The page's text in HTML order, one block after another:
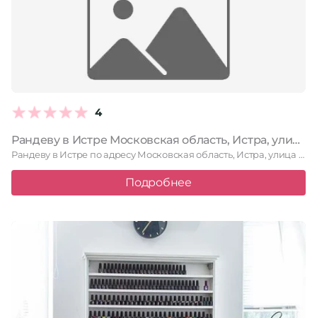
4
Рандеву в Истре Московская область, Истра, улица Ленина, 23А, 2 этаж
Рандеву в Истре по адресу Московская область, Истра, улица Ленина, …
Подробнее